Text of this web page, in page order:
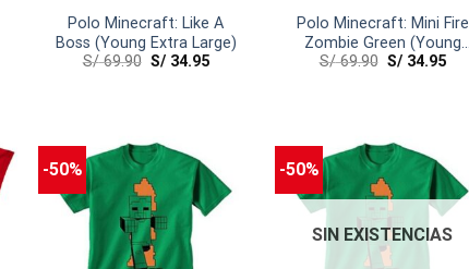
Polo Minecraft: Like A
Boss (Young Extra Large)
S/69.90 S/34.95
Polo Minecraft: Mini Fire
Zombie Green (Young
Medium)
S/69.90 S/34.95
-50% -50%
SIN EXISTENCIAS